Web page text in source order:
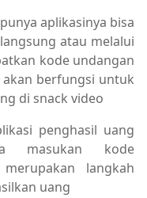
aplikasinya bisa
atau melalui
kode undangan
berfungsi untuk
di snack video
penghasil uang
masukan kode
langkah
uang